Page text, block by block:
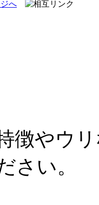
へ
徴やウ
さい。